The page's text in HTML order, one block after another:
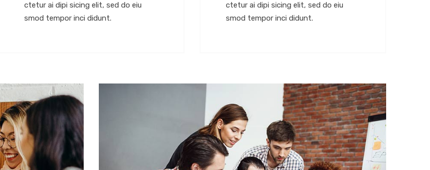
ctetur ai dipi sicing elit, sed do eiu
smod tempor inci didunt.
ctetur ai dipi sicing elit, sed do eiu
smod tempor inci didunt.